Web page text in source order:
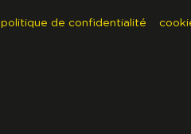
politique de confidentialité